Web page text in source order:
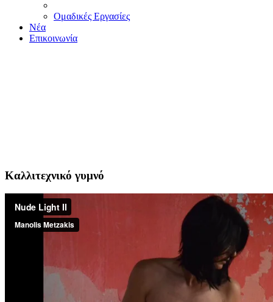
Ομαδικές Εργασίες
Νέα
Επικοινωνία
Καλλιτεχνικό γυμνό